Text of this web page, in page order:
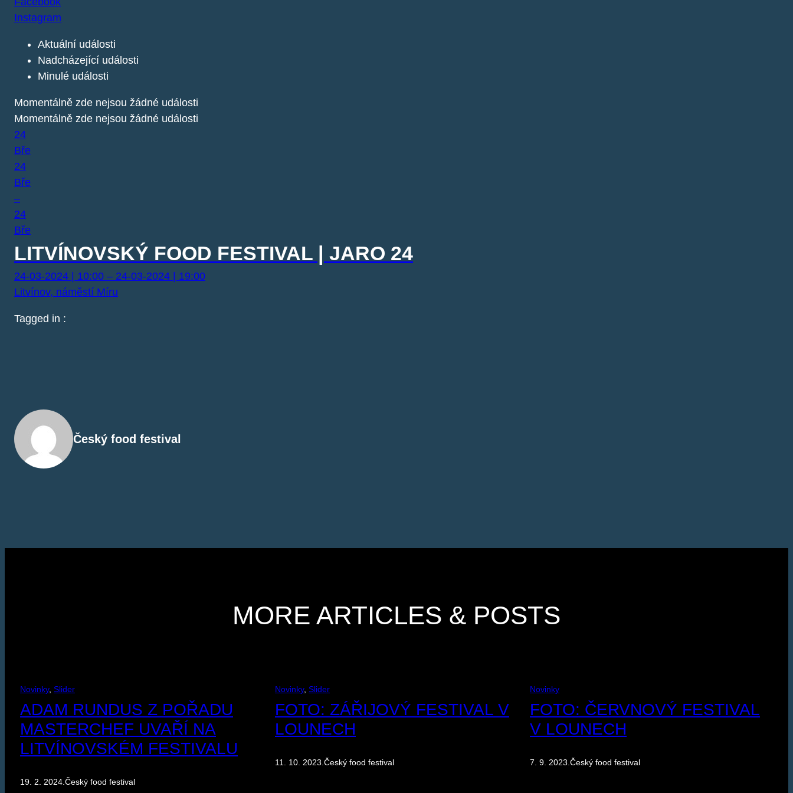
Instagram
Aktuální události
Nadcházející události
Minulé události
Momentálně zde nejsou žádné události
Momentálně zde nejsou žádné události
24
Bře
24
Bře
–
24
Bře
LITVÍNOVSKÝ FOOD FESTIVAL | JARO 24
24-03-2024 | 10:00 – 24-03-2024 | 19:00
Litvínov, náměstí Míru
Tagged in :
Český food festival
MORE ARTICLES & POSTS
Novinky, Slider
ADAM RUNDUS Z POŘADU
MASTERCHEF UVAŘÍ NA
LITVÍNOVSKÉM FESTIVALU
19. 2. 2024 Český food festival
Novinky, Slider
FOTO: ZÁŘIJOVÝ FESTIVAL V
LOUNECH
11. 10. 2023 Český food festival
Novinky
FOTO: ČERVNOVÝ FESTIVAL
V LOUNECH
7. 9. 2023 Český food festival